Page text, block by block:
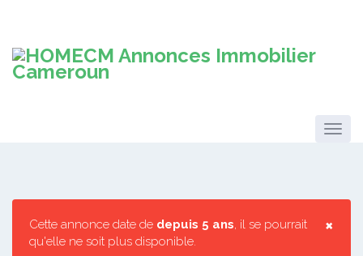
×
Cette annonce date de depuis 5 ans, il se pourrait
qu'elle ne soit plus disponible.